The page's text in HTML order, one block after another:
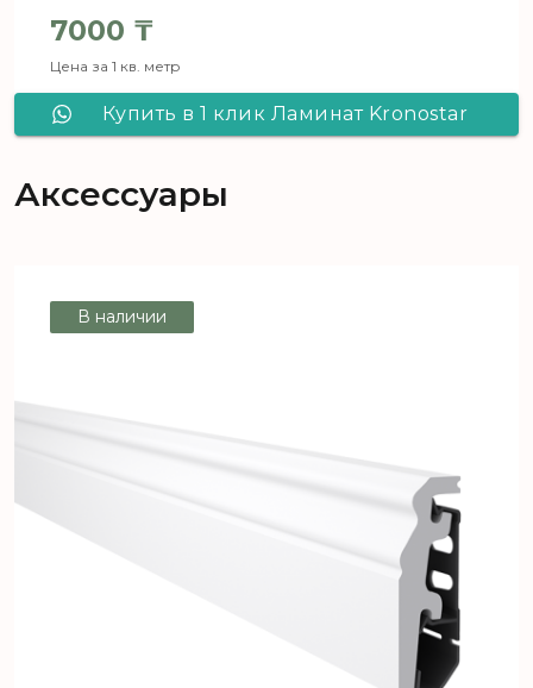
7000 ₸
Цена за 1 кв. метр
Купить в 1 клик Ламинат Kronostar
Аксессуары
В наличии